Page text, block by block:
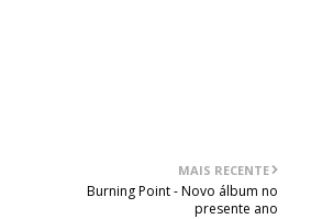
MAIS RECENTE
Burning Point - Novo álbum no
presente ano